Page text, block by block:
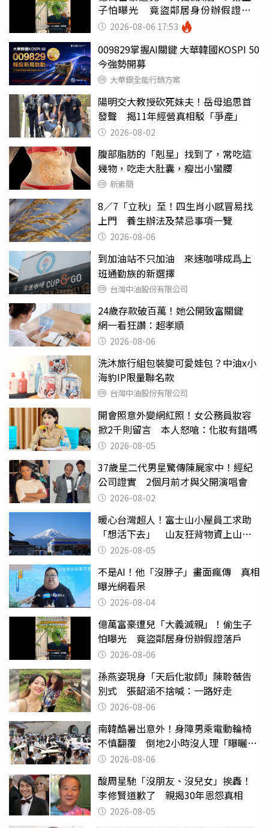
子怕曝光 竟盜鄰居身份辦假證落
戶 2026-08-06 17:53
009829掌握AI關鍵 大華韓國KOSPI 50
今強勢開募
大華銀全能行銷方案
陽明交大教授砍死妹夫！岳母追思首
發聲 揭11年經營真相駁「爭產」
2026-08-02
腹部脂肪的「剋星」找到了，常吃這
幾物，吃走大肚囊，瘦出小蠻腰
新素簡
8／7「立秋」至！四生肖小感冒易找
上門 養生辦法及禁忌事項一覽
2026-08-06
到加油站不只加油 來速咖啡成爲上
班通勤族的新選擇
台灣中油股份有限公司
24歲存款破百萬！她公開致富關鍵
網一看狂讚：超孝順
2026-08-06
洗沐旅行組包裝變可愛娃包？中油x小
海豹IP限量聯名款
台灣中油股份有限公司
開會照意外變網紅照！女公務員妝容
掀2千則留言 本人怒嗆：化妝有錯嗎
2026-08-05
37歲星二代男星驚傳陳屍家中！經紀
公司證實 2個月前才與父開演唱會
2026-08-02
暖心台灣超人！富士山小屋員工求助
「想活下去」 山友狂背物資上山：
台灣真的是寶島
2026-08-05
不是AI！他「沒脖子」畫面瘋傳 真相
曝光網看呆
2026-08-04
億萬富豪遭兒「大義滅親」！偷生子
怕曝光 竟盜鄰居身份辦假證落戶
2026-08-06
孫燕姿現身「天后化妝師」陳聆薇告
別式 張韶涵不捨喊：一路好走
2026-08-06
南韓酷暑出意外！身障男乘電動輪椅
不慎翻覆 倒地2小時沒人理「曝曬
亡」2026-08-06
酸周星馳「沒朋友、沒兒女」挨轟！
李修賢道歉了 親揭30年恩怨真相
2026-08-05